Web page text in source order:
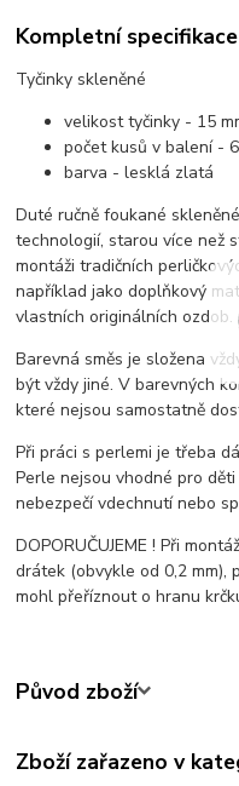
Kompletní specifikace
Tyčinky skleněné
velikost tyčinky - 15
počet kusů v balení -
barva - lesklá zlatá
Duté ručně foukané
technologií, starou více než
montáži tradičních
například jako doplňkový
vlastních originálních ozdob.
Barevná směs je složena
být vždy jiné. V barevných
které nejsou samostatně
Při práci s perlemi je třeba
Perle nejsou vhodné pro
nebezpečí vdechnutí nebo
DOPORUČUJEME ! Při
drátek (obvykle od 0,2 mm),
mohl přeříznout o hranu
Původ zboží
Zboží zařazeno v